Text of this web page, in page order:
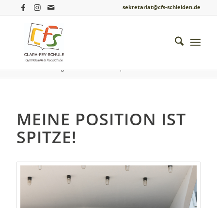
sekretariat@cfs-schleiden.de
Du bist hier: Startseite
Berufsorientierung / Meine Position ist Spitze!
MEINE POSITION IST
SPITZE!